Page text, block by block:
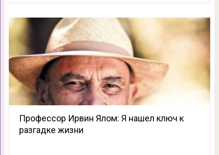
Профессор Ирвин Ялом: Я нашел ключ к
разгадке жизни